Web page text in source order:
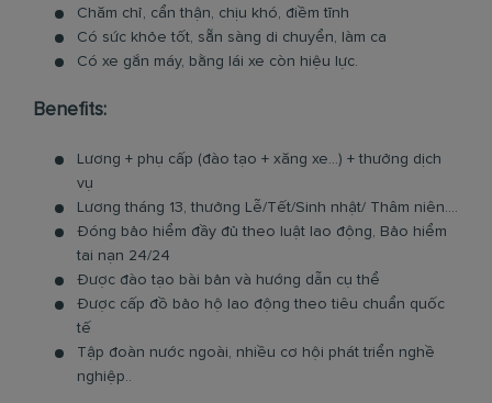
Chăm chỉ, cẩn thận, chịu khó, điềm tĩnh
Có sức khỏe tốt, sẵn sàng di chuyển, làm ca
Có xe gắn máy, bằng lái xe còn hiệu lực.
Benefits:
Lương + phụ cấp (đào tạo + xăng xe...) + thưởng dịch
vụ
Lương tháng 13, thưởng Lễ/Tết/Sinh nhật/ Thâm niên....
Đóng bảo hiểm đầy đủ theo luật lao động, Bảo hiểm
tai nạn 24/24
Được đào tạo bài bản và hướng dẫn cụ thể
Được cấp đồ bảo hộ lao động theo tiêu chuẩn quốc
tế
Tập đoàn nước ngoài, nhiều cơ hội phát triển nghề
nghiệp..